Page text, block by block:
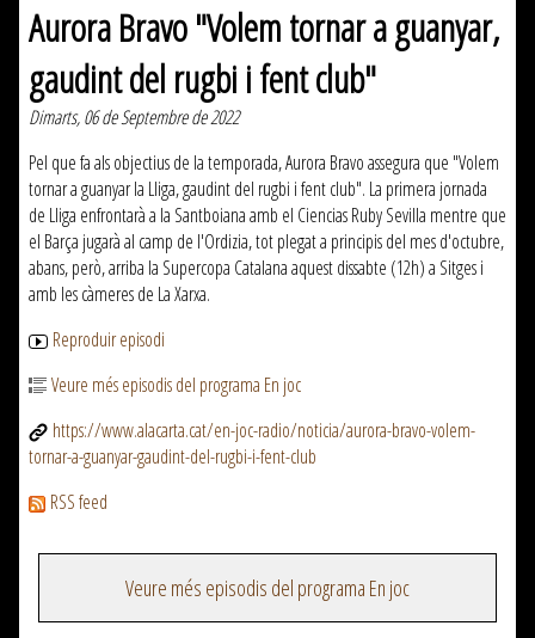
Aurora Bravo "Volem tornar a guanyar,
gaudint del rugbi i fent club"
Dimarts, 06 de Septembre de 2022
Pel que fa als objectius de la temporada, Aurora Bravo assegura que "Volem
tornar a guanyar la Lliga, gaudint del rugbi i fent club". La primera jornada
de Lliga enfrontarà a la Santboiana amb el Ciencias Ruby Sevilla mentre que
el Barça jugarà al camp de l'Ordizia, tot plegat a principis del mes d'octubre,
abans, però, arriba la Supercopa Catalana aquest dissabte (12h) a Sitges i
amb les càmeres de La Xarxa.
Reproduir episodi
Veure més episodis del programa En joc
https://www.alacarta.cat/en-joc-radio/noticia/aurora-bravo-volem-
tornar-a-guanyar-gaudint-del-rugbi-i-fent-club
RSS feed
Veure més episodis del programa En joc